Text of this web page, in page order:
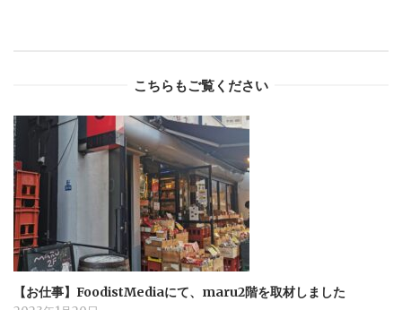
こちらもご覧ください
【お仕事】FoodistMediaにて、maru2階を取材しました